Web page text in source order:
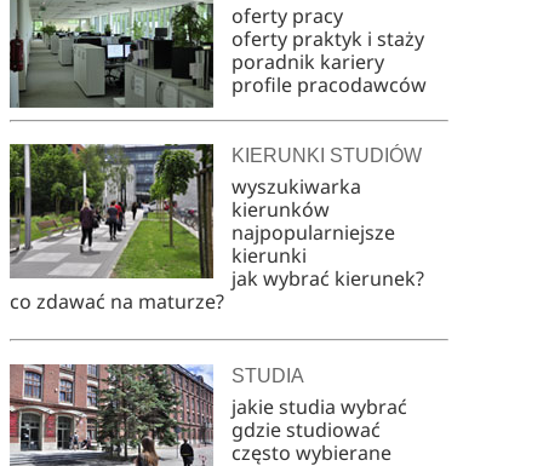
oferty pracy
oferty praktyk i staży
poradnik kariery
profile pracodawców
KIERUNKI STUDIÓW
wyszukiwarka
kierunków
najpopularniejsze
kierunki
jak wybrać kierunek?
co zdawać na maturze?
STUDIA
jakie studia wybrać
gdzie studiować
często wybierane